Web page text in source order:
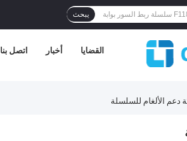
يبحث
اتصل بنا أخبار القضايا
دعم الألغام للسلسلة